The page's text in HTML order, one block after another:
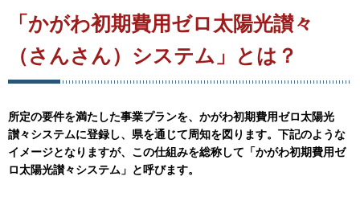
「かがわ初期費用ゼロ太陽光讃々
（さんさん）システム」とは？
所定の要件を満たした事業プランを、かがわ初期費用ゼロ太陽光
讃々システムに登録し、県を通じて周知を図ります。下記のような
イメージとなりますが、この仕組みを総称して「かがわ初期費用ゼ
ロ太陽光讃々システム」と呼びます。